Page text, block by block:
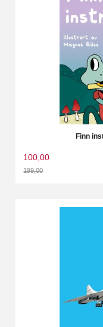
Finn
100,00
199,00